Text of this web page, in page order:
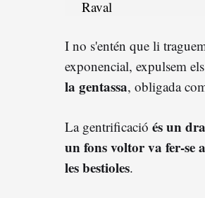
I no s'entén que li
exponencial, expulsem
la gentassa, obligada
La gentrificació és un
un fons voltor va fer-se
les bestioles.